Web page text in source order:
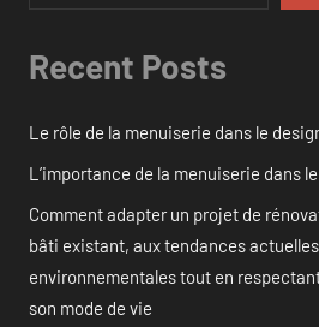
Recent Posts
Le rôle de la menuiserie dans le
L’importance de la menuiserie dans
Comment adapter un projet de
bâti existant, aux tendances
environnementales tout en
son mode de vie